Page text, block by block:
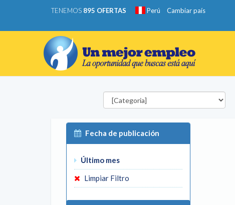
TENEMOS 895 OFERTAS Perú Cambiar país
Categorías
Fecha de publicación
Último mes
Limpiar Filtro